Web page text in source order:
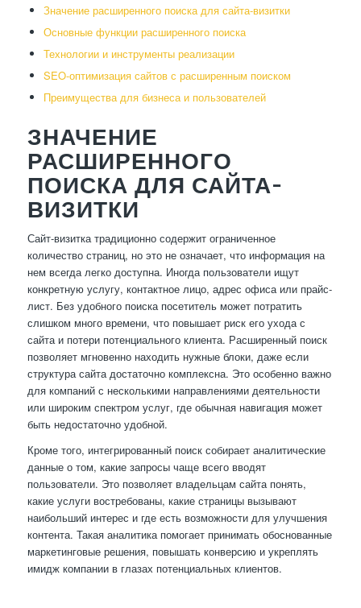
Значение расширенного поиска для сайта-визитки
Основные функции расширенного поиска
Технологии и инструменты реализации
SEO-оптимизация сайтов с расширенным поиском
Преимущества для бизнеса и пользователей
ЗНАЧЕНИЕ
РАСШИРЕННОГО
ПОИСКА ДЛЯ САЙТА-
ВИЗИТКИ
Сайт-визитка традиционно содержит ограниченное
количество страниц, но это не означает, что информация на
нем всегда легко доступна. Иногда пользователи ищут
конкретную услугу, контактное лицо, адрес офиса или прайс-
лист. Без удобного поиска посетитель может потратить
слишком много времени, что повышает риск его ухода с
сайта и потери потенциального клиента. Расширенный поиск
позволяет мгновенно находить нужные блоки, даже если
структура сайта достаточно комплексна. Это особенно важно
для компаний с несколькими направлениями деятельности
или широким спектром услуг, где обычная навигация может
быть недостаточно удобной.
Кроме того, интегрированный поиск собирает аналитические
данные о том, какие запросы чаще всего вводят
пользователи. Это позволяет владельцам сайта понять,
какие услуги востребованы, какие страницы вызывают
наибольший интерес и где есть возможности для улучшения
контента. Такая аналитика помогает принимать обоснованные
маркетинговые решения, повышать конверсию и укреплять
имидж компании в глазах потенциальных клиентов.